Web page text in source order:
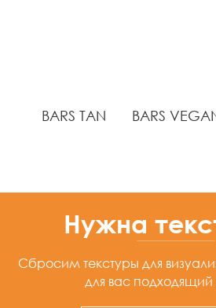
BARS TAN BARS
Нужна
Сбросим текстуры для
для вас подходящий